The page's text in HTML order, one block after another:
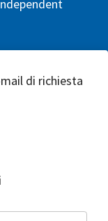
di richiesta